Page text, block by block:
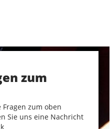
zum
zum oben
Sie uns eine Nachricht